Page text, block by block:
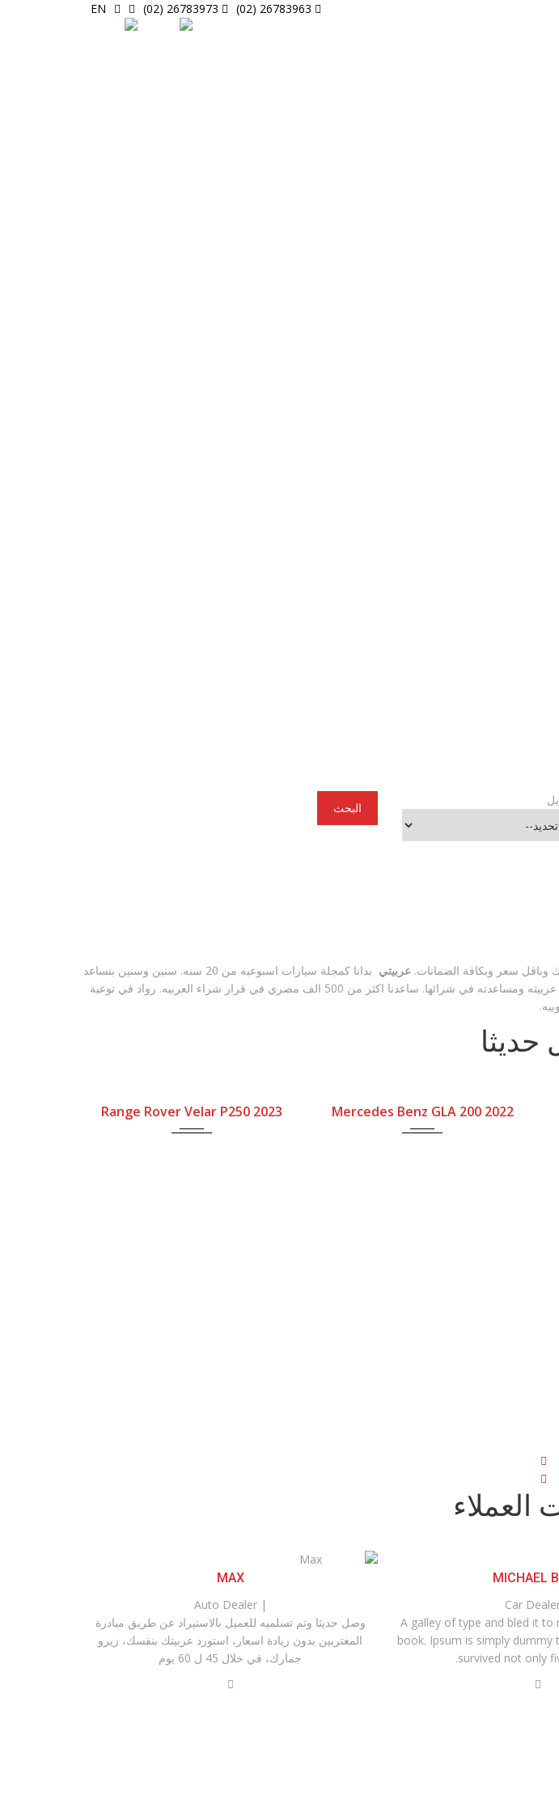
EN
البحث
وباقل سعر وبكافة الضمانات. عربيتي بدانا كمجلة سيارات اسبوعيه من 20 سنه.
سنين وسنين بنساعد
عربيته ومساعدته في شرائها. ساعدنا اكثر من 500 الف مصري في قرار شراء العربيه.
رواد في توعية
Range Rover Velar P250 2023 Mercedes Benz GLA 200 2022
العملاء
MAX
| Auto Dealer
وصل حديثا وتم تسلميه للعميل بالاستيراد عن طريق مبادرة
المغتربين بدون زيادة اسعار، استورد عربيتك بنفسك، زيرو
جمارك، في خلال 45 ل 60 يوم
MICHAEL
A galley of type and bled it to
book. Ipsum is simply
survived not only